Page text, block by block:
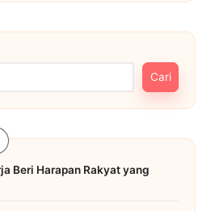
Cari
Beri Harapan Rakyat yang